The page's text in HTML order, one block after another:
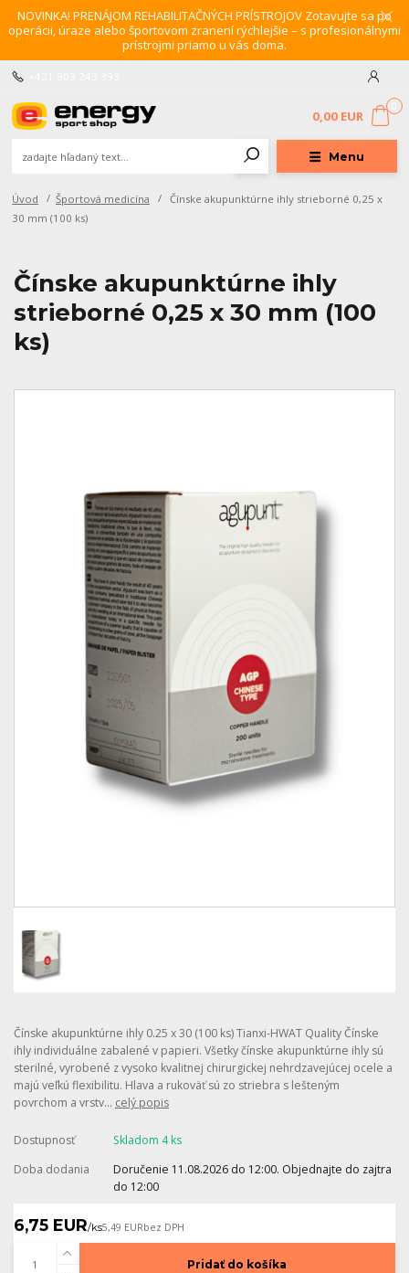
NOVINKA! PRENÁJOM REHABILITAČNÝCH PRÍSTROJOV Zotavujte sa po
operácii, úraze alebo športovom zranení rýchlejšie – s profesionálnymi
prístrojmi priamo u vás doma.
Menu
0,00 EUR
Úvod Športová medicína
Čínske akupunktúrne ihly strieborné 0,25 x
30 mm (100 ks)
Čínske akupunktúrne ihly
strieborné 0,25 x 30 mm (100
ks)
Čínske akupunktúrne ihly 0.25 x 30 (100 ks) Tianxi-HWAT Quality Čínske
ihly individuálne zabalené v papieri. Všetky čínske akupunktúrne ihly sú
sterilné, vyrobené z vysoko kvalitnej chirurgickej nehrdzavejúcej ocele a
majú veľkú flexibilitu. Hlava a rukoväť sú zo striebra s lešteným
povrchom a vrstv... celý popis
Dostupnosť
Skladom 4 ks
Doba dodania
Doručenie 11.08.2026 do 12:00. Objednajte do zajtra
do 12:00
6,75 EUR/ks5,49 EURbez DPH
Pridať do košíka